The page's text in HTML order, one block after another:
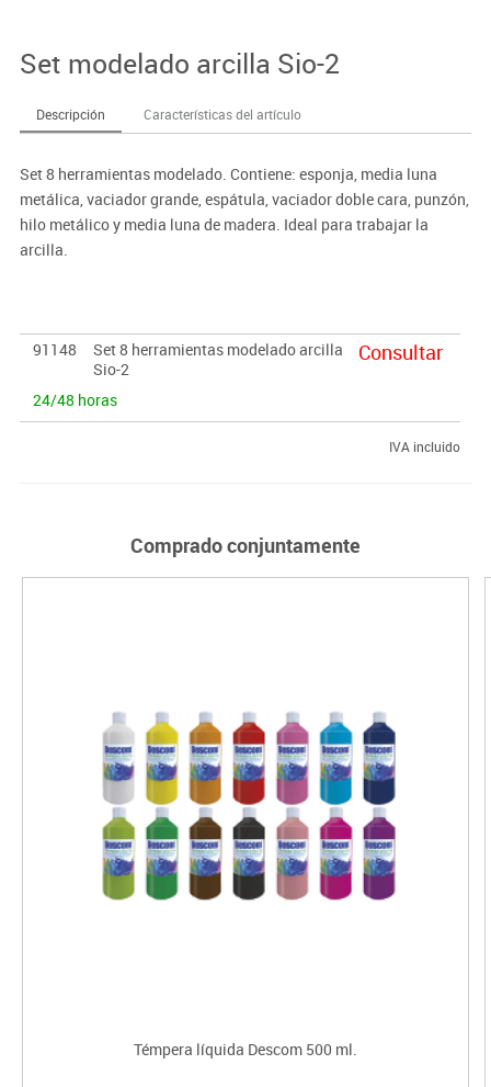
Set modelado arcilla Sio-2
Descripción Características del artículo
Set 8 herramientas modelado. Contiene: esponja, media luna
metálica, vaciador grande, espátula, vaciador doble cara, punzón,
hilo metálico y media luna de madera. Ideal para trabajar la
arcilla.
91148
Set 8 herramientas modelado arcilla
Sio-2
24/48 horas
Consultar
IVA incluido
Comprado conjuntamente
Témpera líquida Descom 500 ml.